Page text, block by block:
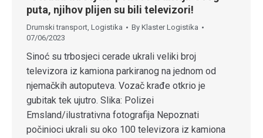
puta, njihov plijen su bili televizori!
Drumski transport, Logistika By Klaster Logistika
07/06/2023
Sinoć su trbosjeci cerade ukrali veliki broj
televizora iz kamiona parkiranog na jednom od
njemačkih autoputeva. Vozač krađe otkrio je
gubitak tek ujutro. Slika: Polizei
Emsland/ilustrativna fotografija Nepoznati
počinioci ukrali su oko 100 televizora iz kamiona